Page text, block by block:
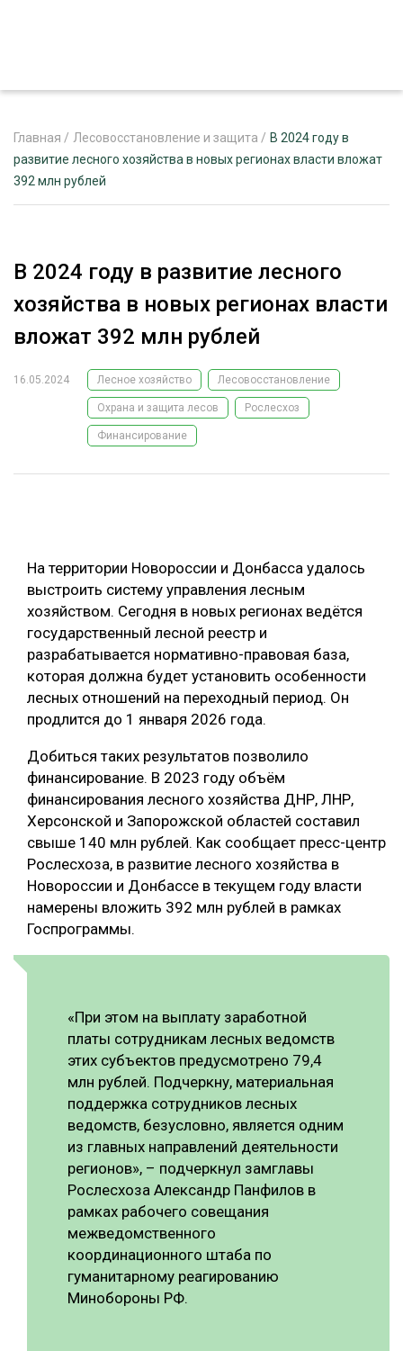
ЖУРНАЛ «ЛЕСНОЙ КОМПЛЕКС»
ЛЕСОЗАГОТОВКА
ОБРАБОТКА ДРЕВЕСИНЫ
ПРОИЗВОДСТВО ДРЕВЕСНЫХ ПЛИТ
КОМПЛЕКСНАЯ ПЕРЕРАБОТКА
ЛЕСОПИЛЕНИЕ
БЕЗОПАСНОЕ ПРОИЗВОДСТВО
СОРТИРОВКА ДРЕВЕСИНЫ
СУШКА ДРЕВЕСИНЫ
МЕБЕЛЬНОЕ ПРОИЗВОДСТВО
ПОДБОРКИ СТАТЕЙ
ЭКСПЕРТНОЕ МНЕНИЕ
Главная / Лесовосстановление и защита / В 2024 году в
развитие лесного хозяйства в новых регионах власти вложат
392 млн рублей
В 2024 году в развитие лесного
хозяйства в новых регионах власти
вложат 392 млн рублей
16.05.2024 Лесное хозяйство Лесовосстановление
Охрана и защита лесов Рослесхоз
Финансирование
На территории Новороссии и Донбасса удалось
выстроить систему управления лесным
хозяйством. Сегодня в новых регионах ведётся
государственный лесной реестр и
разрабатывается нормативно-правовая база,
которая должна будет установить особенности
лесных отношений на переходный период. Он
продлится до 1 января 2026 года.
Добиться таких результатов позволило
финансирование. В 2023 году объём
финансирования лесного хозяйства ДНР, ЛНР,
Херсонской и Запорожской областей составил
свыше 140 млн рублей. Как сообщает пресс-центр
Рослесхоза, в развитие лесного хозяйства в
Новороссии и Донбассе в текущем году власти
намерены вложить 392 млн рублей в рамках
Госпрограммы.
«При этом на выплату заработной
платы сотрудникам лесных ведомств
этих субъектов предусмотрено 79,4
млн рублей. Подчеркну, материальная
поддержка сотрудников лесных
ведомств, безусловно, является одним
из главных направлений деятельности
регионов», – подчеркнул замглавы
Рослесхоза Александр Панфилов в
рамках рабочего совещания
межведомственного
координационного штаба по
гуманитарному реагированию
Минобороны РФ.